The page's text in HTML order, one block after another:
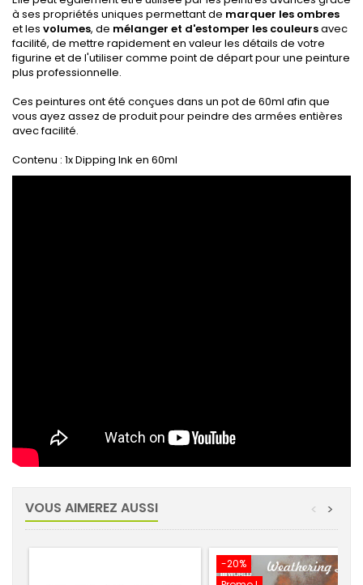
à ses propriétés uniques permettant de marquer les ombres
et les volumes, de mélanger et d'estomper les couleursavec
facilité, de mettre rapidement en valeur les détails de votre
figurine et de l'utiliser comme point de départ pour une peinture
plus professionnelle.
Ces peintures ont été conçues dans un pot de 60ml afin que
vous ayez assez de produit pour peindre des armées entières
avec facilité.
Contenu : 1x Dipping Ink en 60ml
VOUS AIMEREZ AUSSI >
<
-20%